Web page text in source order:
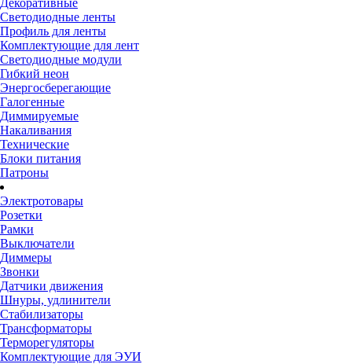
Декоративные
Светодиодные ленты
Профиль для ленты
Комплектующие для лент
Светодиодные модули
Гибкий неон
Энергосберегающие
Галогенные
Диммируемые
Накаливания
Технические
Блоки питания
Патроны
Электротовары
Розетки
Рамки
Выключатели
Диммеры
Звонки
Датчики движения
Шнуры, удлинители
Стабилизаторы
Трансформаторы
Терморегуляторы
Комплектующие для ЭУИ